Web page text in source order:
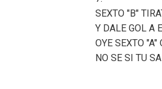
SEXTO "B"
Y DALE GOL A
OYE SEXTO
NO SE SI TU